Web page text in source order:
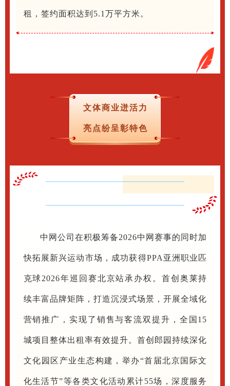
租，签约面积达到5.1万平方米。
文体商业迸活力
亮点纷呈彰特色
中网公司在积极筹备2026中网赛事的同时加
快拓展新兴运动市场，成功获得PPA亚洲职业匹
克球2026年巡回赛北京站承办权。首创奥莱持
续丰富品牌矩阵，打造沉浸式场景，开展全域化
营销推广，实现了销售与客流双提升，全国15
城项目整体出租率有效提升。首创郎园持续深化
文化园区产业生态构建，举办“首届北京国际文
化生活节”等各类文化活动累计55场，深度服务